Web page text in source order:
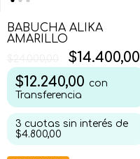
BABUCHA ALIKA
AMARILLO
$14.400,00
$12.240,00 con
Transferencia
3 cuotas sin interés de
$4.800,00